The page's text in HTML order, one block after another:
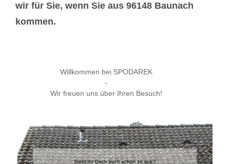
wir für Sie, wenn Sie aus 96148 Baunach
kommen.
Willkommen bei SPODAREK
-
Wir freuen uns über Ihren Besuch!